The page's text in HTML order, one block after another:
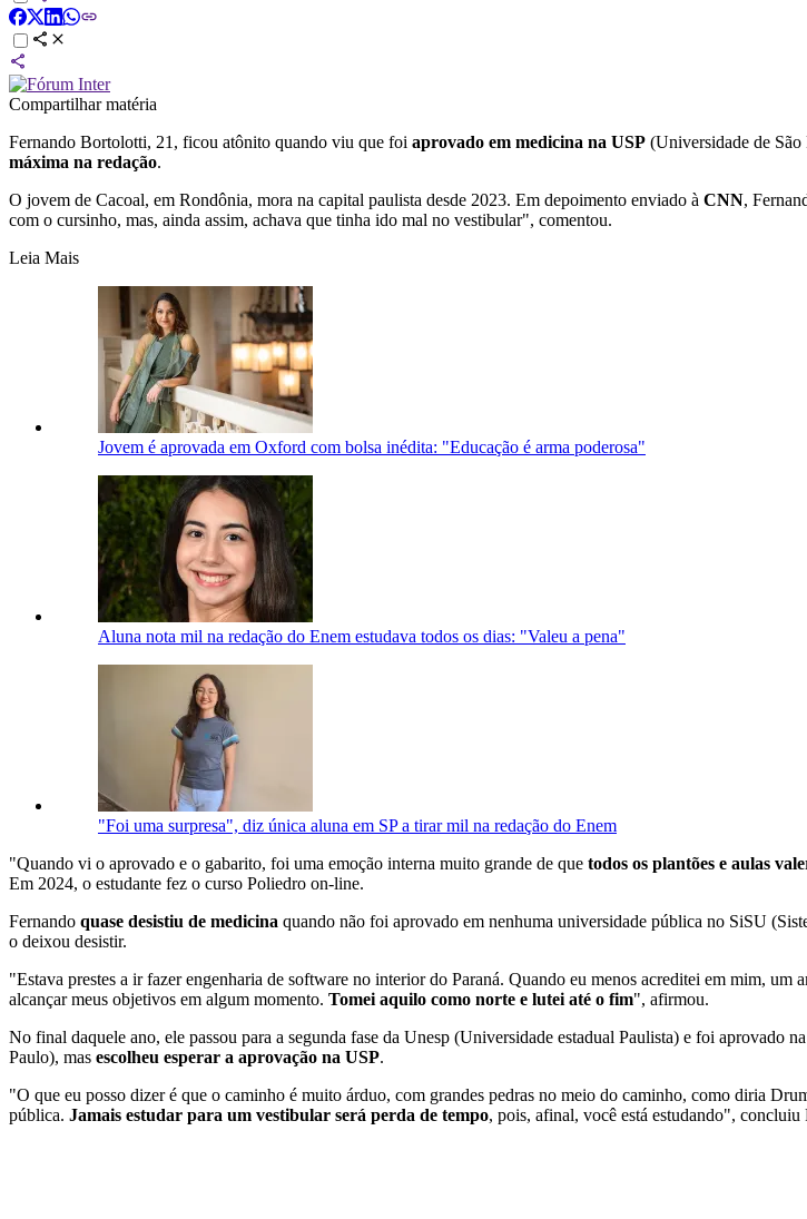
Compartilhar matéria
Fernando Bortolotti, 21, ficou atônito quando viu que foi aprovado em medicina na USP (Universidade de
máxima na redação.
O jovem de Cacoal, em Rondônia, mora na capital paulista desde 2023. Em depoimento enviado à CNN,
com o cursinho, mas, ainda assim, achava que tinha ido mal no vestibular", comentou.
Leia Mais
Jovem é aprovada em Oxford com bolsa inédita: "Educação é arma poderosa"
Aluna nota mil na redação do Enem estudava todos os dias: "Valeu a pena"
"Foi uma surpresa", diz única aluna em SP a tirar mil na redação do Enem
"Quando vi o aprovado e o gabarito, foi uma emoção interna muito grande de que todos os plantões e aulas
Em 2024, o estudante fez o curso Poliedro on-line.
Fernando quase desistiu de medicina quando não foi aprovado em nenhuma universidade pública no SiSU
o deixou desistir.
"Estava prestes a ir fazer engenharia de software no interior do Paraná. Quando eu menos acreditei em mim, um
alcançar meus objetivos em algum momento. Tomei aquilo como norte e lutei até o fim", afirmou.
No final daquele ano, ele passou para a segunda fase da Unesp (Universidade estadual Paulista) e foi aprovado na
Paulo), mas escolheu esperar a aprovação na USP.
"O que eu posso dizer é que o caminho é muito árduo, com grandes pedras no meio do caminho, como diria
pública. Jamais estudar para um vestibular será perda de tempo, pois, afinal, você está estudando", concluiu